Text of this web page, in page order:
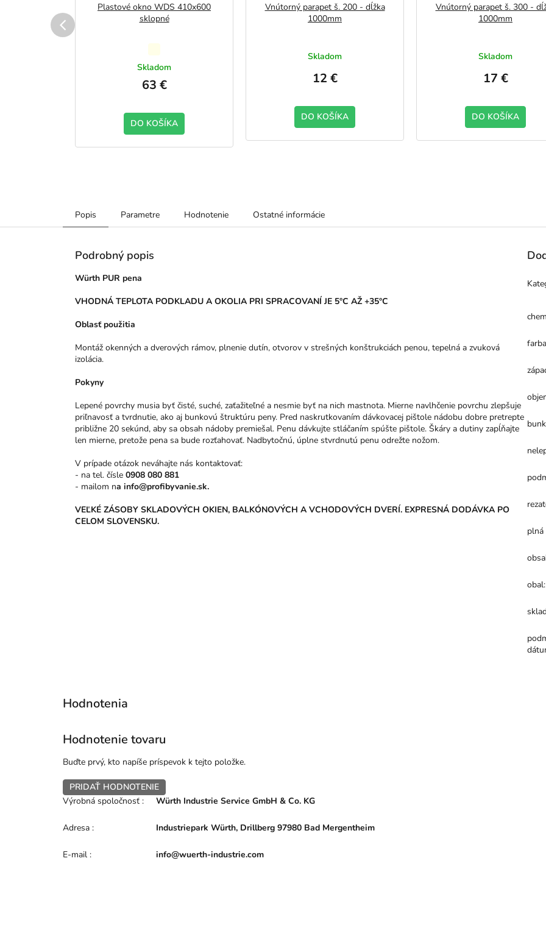
Plastové okno WDS 410x600
sklopné
hodnotenie
produktu
je
z
5
hviezdičiek.
Skladom
63 €
DO KOŠÍKA
Vnútorný parapet š. 200 - dĺžka
1000mm
Skladom
12 €
DO KOŠÍKA
Vnútorný parapet š. 300 -
1000mm
Skladom
17 €
DO KOŠÍKA
Popis Parametre Hodnotenie Ostatné informácie
Podrobný popis
Würth PUR pena
VHODNÁ TEPLOTA PODKLADU A OKOLIA PRI SPRACOVANÍ JE 5°C AŽ +35°C
Oblasť použitia
Montáž okenných a dverových rámov, plnenie dutín, otvorov v strešných konštrukciách penou, tepelná a zvuková
izolácia.
Pokyny
Lepené povrchy musia byť čisté, suché, zaťažiteľné a nesmie byť na nich mastnota. Mierne navlhčenie povrchu zlepšuje
priľnavosť a tvrdnutie, ako aj bunkovú štruktúru peny. Pred naskrutkovaním dávkovacej pištole nádobu dobre pretrepte
približne 20 sekúnd, aby sa obsah nádoby premiešal. Penu dávkujte stláčaním spúšte pištole. Škáry a dutiny zapĺňajte
len mierne, pretože pena sa bude rozťahovať. Nadbytočnú, úplne stvrdnutú penu odrežte nožom.
V prípade otázok neváhajte nás kontaktovať:
- na tel. čísle 0908 080 881
- mailom na info@profibyvanie.sk.
VEĽKÉ ZÁSOBY SKLADOVÝCH OKIEN, BALKÓNOVÝCH A VCHODOVÝCH DVERÍ. EXPRESNÁ DODÁVKA PO
CELOM SLOVENSKU.
farba
plná
obal:
Hodnotenie tovaru
Buďte prvý, kto napíše príspevok k tejto položke.
PRIDAŤ HODNOTENIE
Výrobná spoločnosť : Würth Industrie Service GmbH & Co. KG
Adresa : Industriepark Würth, Drillberg 97980 Bad Mergentheim
E-mail : info@wuerth-industrie.com